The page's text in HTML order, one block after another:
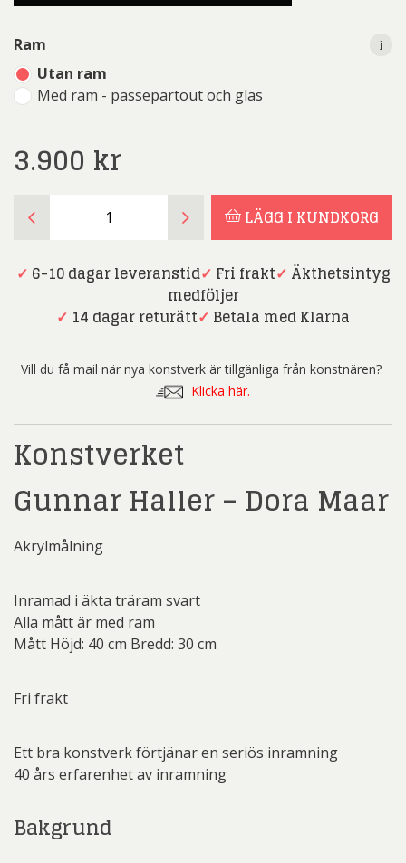
Ram
Utan ram
Med ram - passepartout och glas
i
3.900 kr
i
Haller
Dora
LÄGG I KUNDKORG
✓ 6-10 dagar leveranstid✓ Fri frakt✓ Äkthetsintyg
medföljer
✓ 14 dagar returätt✓ Betala med Klarna
Vill du få mail när nya konstverk är tillgänliga från konstnären?
Klicka här.
Konstverket
Gunnar Haller – Dora Maar
Akrylmålning
Inramad i äkta träram svart
Alla mått är med ram
Mått Höjd: 40 cm Bredd: 30 cm
Fri frakt
Ett bra konstverk förtjänar en seriös inramning
40 års erfarenhet av inramning
Bakgrund